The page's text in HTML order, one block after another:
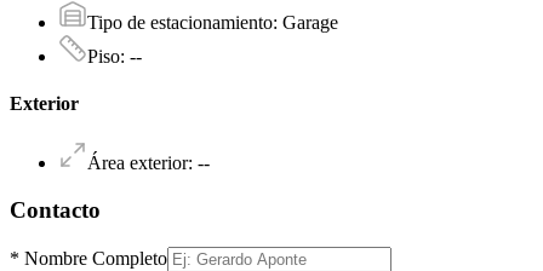
Tipo de estacionamiento: Garage
Piso: --
Exterior
Área exterior: --
Contacto
* Nombre Completo